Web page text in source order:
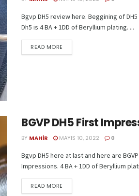
Bgvp DH5 review here. Beggining of
Dh5 is 4 BA + 1DD of Beryllium plating. ...
READ MORE
BGVP DH5 First
BY MAHIR MAYIS 10, 2022 0
Bgvp DH5 here at last and here are
Impressions. 4 BA + 1DD of Beryllium
READ MORE